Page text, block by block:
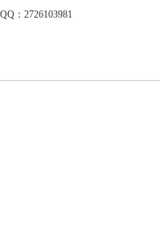
QQ：2726103981